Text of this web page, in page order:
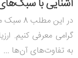
آشنایی با
در این
گرامی معرفی کنیم.
به تفاوت‌های آن‌ها ...